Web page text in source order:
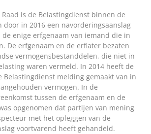
Raad is de Belastingdienst binnen de
door in 2016 een navorderingsaanslag
de enige erfgenaam van iemand die in
De erfgenaam en de erflater bezaten
vermogensbestanddelen, die niet in
waren vermeld. In 2014 heeft de
Belastingdienst melding gemaakt van in
vermogen. In de
tussen de erfgenaam en de
opgenomen dat partijen van mening
met het opleggen van de
voortvarend heeft gehandeld.